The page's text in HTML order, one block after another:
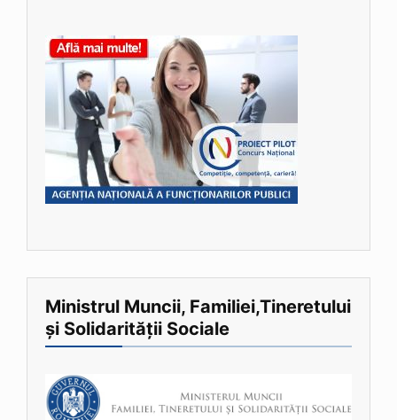
Ministrul Muncii, Familiei,Tineretului
și Solidarității Sociale